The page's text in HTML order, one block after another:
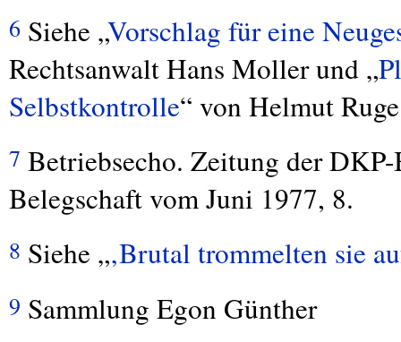
6 Siehe „Vorschlag für eine
Rechtsanwalt Hans Moller und „
Selbstkontrolle“ von Helmut
7 Betriebsecho. Zeitung derDKP-
Belegschaft vom Juni 1977, 8.
8 Siehe „‚Brutal trommelten sie
9 Sammlung Egon Günther